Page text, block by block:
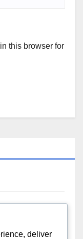
this browser for
deliver